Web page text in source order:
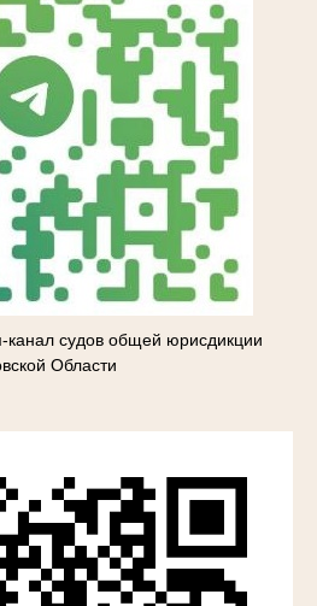
судов общей юрисдикции
Области